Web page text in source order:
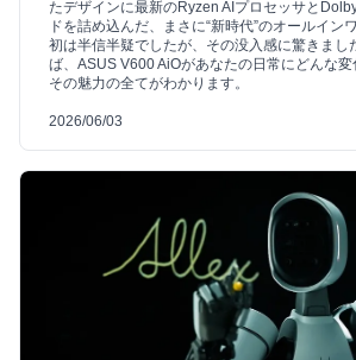
たデザインに最新のRyzen AIプロセッサと
ドを詰め込んだ、まさに“新時代”のオールイン
初は半信半疑でしたが、その没入感に驚きまし
ば、ASUS V600 AiOがあなたの日常にどんな変
その魅力の全てがわかります。
2026/06/03